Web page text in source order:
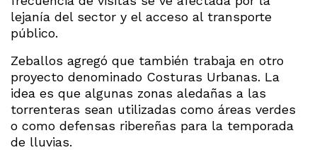
lejanía del sector y el acceso al transporte
público.
Zeballos agregó que también trabaja en otro
proyecto denominado Costuras Urbanas. La
idea es que algunas zonas aledañas a las
torrenteras sean utilizadas como áreas verdes
o como defensas ribereñas para la temporada
de lluvias.